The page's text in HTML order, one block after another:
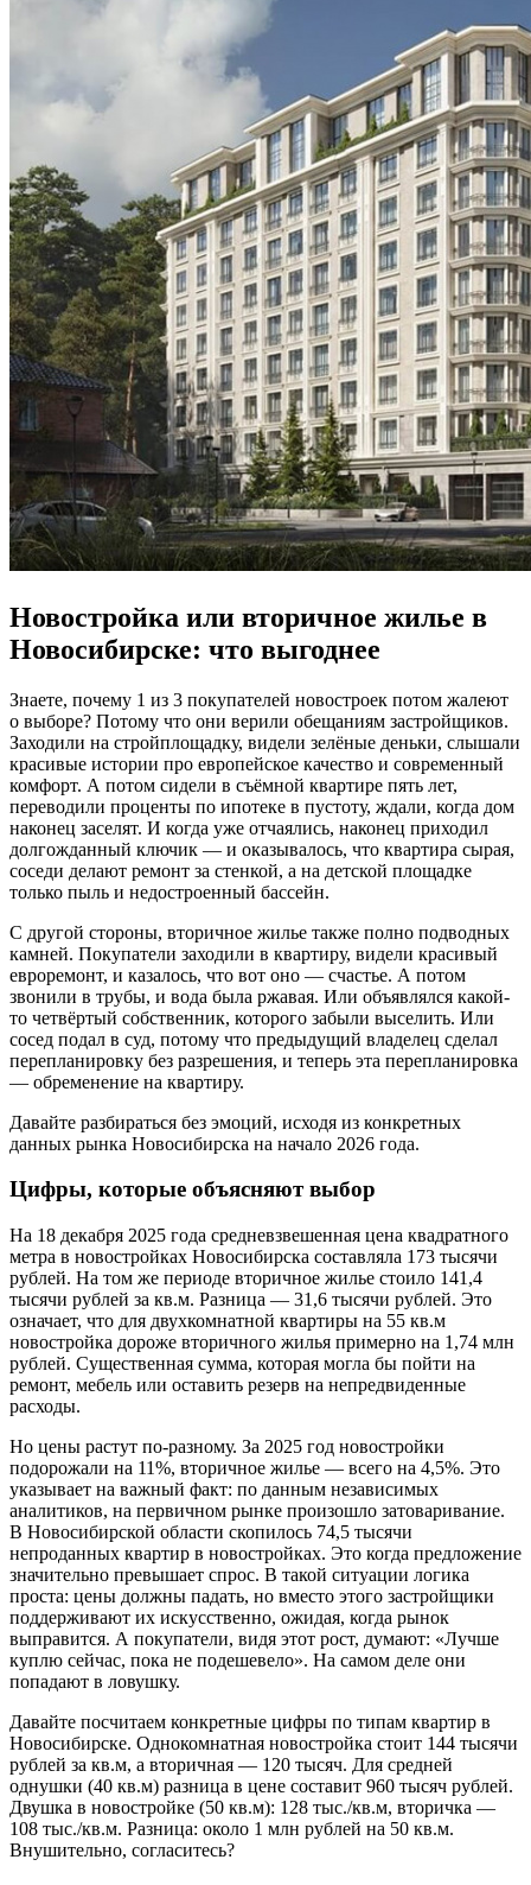
Новостройка или вторичное жилье в
Новосибирске: что выгоднее
Знаете, почему 1 из 3 покупателей новостроек потом жалеют
о выборе? Потому что они верили обещаниям застройщиков.
Заходили на стройплощадку, видели зелёные деньки, слышали
красивые истории про европейское качество и современный
комфорт. А потом сидели в съёмной квартире пять лет,
переводили проценты по ипотеке в пустоту, ждали, когда дом
наконец заселят. И когда уже отчаялись, наконец приходил
долгожданный ключик — и оказывалось, что квартира сырая,
соседи делают ремонт за стенкой, а на детской площадке
только пыль и недостроенный бассейн.
С другой стороны, вторичное жилье также полно подводных
камней. Покупатели заходили в квартиру, видели красивый
евроремонт, и казалось, что вот оно — счастье. А потом
звонили в трубы, и вода была ржавая. Или объявлялся какой-
то четвёртый собственник, которого забыли выселить. Или
сосед подал в суд, потому что предыдущий владелец сделал
перепланировку без разрешения, и теперь эта перепланировка
— обременение на квартиру.
Давайте разбираться без эмоций, исходя из конкретных
данных рынка Новосибирска на начало 2026 года.
Цифры, которые объясняют выбор
На 18 декабря 2025 года средневзвешенная цена квадратного
метра в новостройках Новосибирска составляла 173 тысячи
рублей. На том же периоде вторичное жилье стоило 141,4
тысячи рублей за кв.м. Разница — 31,6 тысячи рублей. Это
означает, что для двухкомнатной квартиры на 55 кв.м
новостройка дороже вторичного жилья примерно на 1,74 млн
рублей. Существенная сумма, которая могла бы пойти на
ремонт, мебель или оставить резерв на непредвиденные
расходы.
Но цены растут по-разному. За 2025 год новостройки
подорожали на 11%, вторичное жилье — всего на 4,5%. Это
указывает на важный факт: по данным независимых
аналитиков, на первичном рынке произошло затоваривание.
В Новосибирской области скопилось 74,5 тысячи
непроданных квартир в новостройках. Это когда предложение
значительно превышает спрос. В такой ситуации логика
проста: цены должны падать, но вместо этого застройщики
поддерживают их искусственно, ожидая, когда рынок
выправится. А покупатели, видя этот рост, думают: «Лучше
куплю сейчас, пока не подешевело». На самом деле они
попадают в ловушку.
Давайте посчитаем конкретные цифры по типам квартир в
Новосибирске. Однокомнатная новостройка стоит 144 тысячи
рублей за кв.м, а вторичная — 120 тысяч. Для средней
однушки (40 кв.м) разница в цене составит 960 тысяч рублей.
Двушка в новостройке (50 кв.м): 128 тыс./кв.м, вторичка —
108 тыс./кв.м. Разница: около 1 млн рублей на 50 кв.м.
Внушительно, согласитесь?